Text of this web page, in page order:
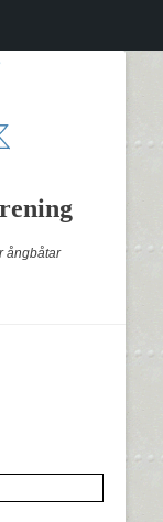
ångbåtar